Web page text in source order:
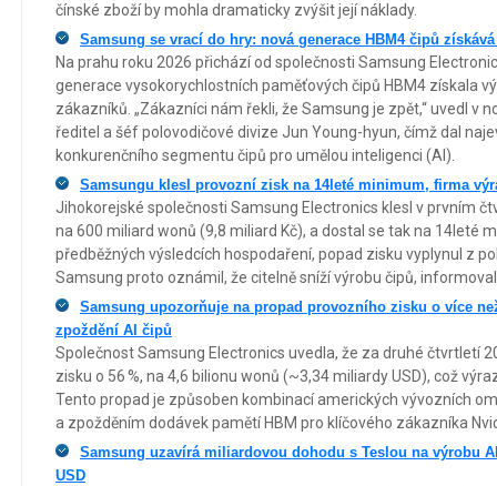
čínské zboží by mohla dramaticky zvýšit její náklady.
Samsung se vrací do hry: nová generace HBM4 čipů
Na prahu roku 2026 přichází od společnosti Samsung
generace vysokorychlostních paměťových čipů HBM4 získala
zákazníků. „Zákazníci nám řekli, že Samsung je zpět,“ uvedl v
ředitel a šéf polovodičové divize Jun Young-hyun, čímž dal
konkurenčního segmentu čipů pro umělou inteligenci (AI).
Samsungu klesl provozní zisk na 14leté minimum, firma
Jihokorejské společnosti Samsung Electronics klesl v prvním
na 600 miliard wonů (9,8 miliard Kč), a dostal se tak na 14leté
předběžných výsledcích hospodaření, popad zisku vyplynul z
Samsung proto oznámil, že citelně sníží výrobu čipů,
Samsung upozorňuje na propad provozního zisku o více
zpoždění AI čipů
Společnost Samsung Electronics uvedla, že za druhé čtvrtletí
zisku o 56 %, na 4,6 bilionu wonů (~3,34 miliardy USD), což
Tento propad je způsoben kombinací amerických vývozních
a zpožděním dodávek pamětí HBM pro klíčového zákazníka
Samsung uzavírá miliardovou dohodu s Teslou na výrobu
USD